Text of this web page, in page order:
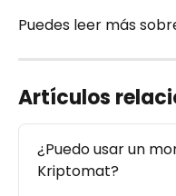
Puedes leer más
Artículos
¿Puedo usar un
Kriptomat?